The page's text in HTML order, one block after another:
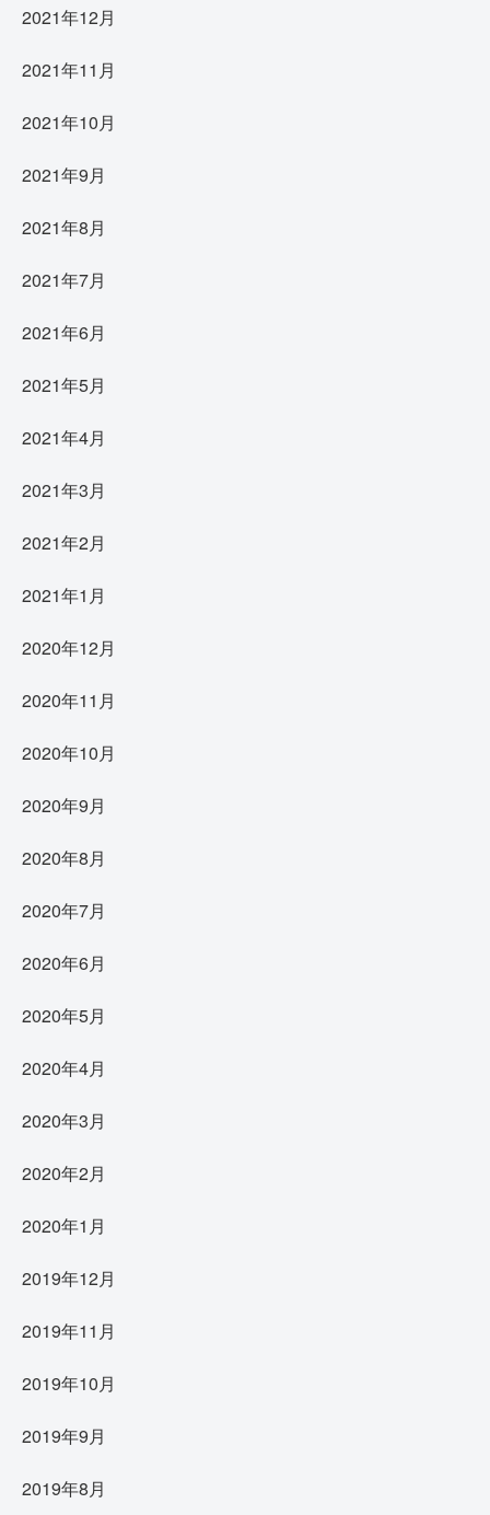
2021年12月
2021年11月
2021年10月
2021年9月
2021年8月
2021年7月
2021年6月
2021年5月
2021年4月
2021年3月
2021年2月
2021年1月
2020年12月
2020年11月
2020年10月
2020年9月
2020年8月
2020年7月
2020年6月
2020年5月
2020年4月
2020年3月
2020年2月
2020年1月
2019年12月
2019年11月
2019年10月
2019年9月
2019年8月